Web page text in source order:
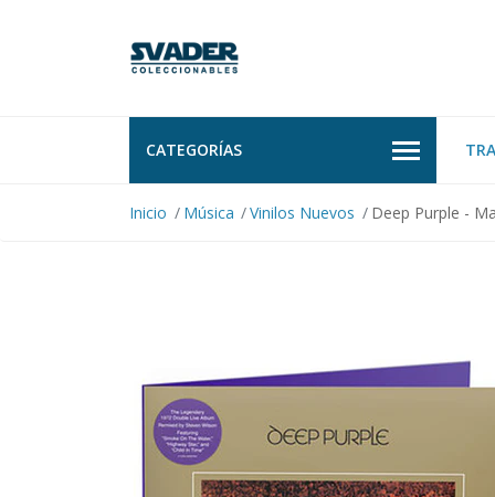
CATEGORÍAS
Inicio Música Vinilos Nuevos Deep Purple -